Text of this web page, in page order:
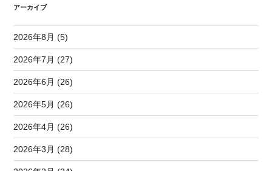
アーカイブ
2026年8月 (5)
2026年7月 (27)
2026年6月 (26)
2026年5月 (26)
2026年4月 (26)
2026年3月 (28)